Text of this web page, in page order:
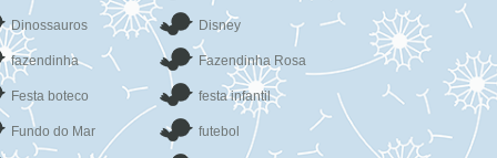
Dinossauros Disney
fazendinha Fazendinha Rosa
Festa boteco festa infantil
Fundo do Mar futebol